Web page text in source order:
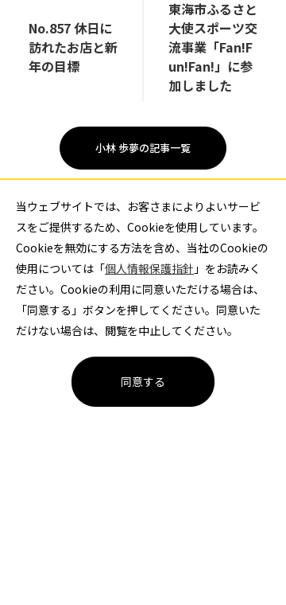
No.857 休日に
訪れたお店と新
年の目標
東海市ふるさと
大使スポーツ交
流事業「Fan!F
un!Fan!」に参
加しました
小林 歩夢の記事一覧
週刊フェニックス 記事一覧
大同特殊鋼ハンドボール部
当ウェブサイトでは、お客さまによりよいサービ
スをご提供するため、Cookieを使用しています。
Cookieを無効にする方法を含め、当社のCookieの
使用については「個人情報保護指針 」をお読みく
ださい。Cookieの利用に同意いただける場合は、
「同意する」ボタンを押してください。同意いた
だけない場合は、閲覧を中止してください。
同意する